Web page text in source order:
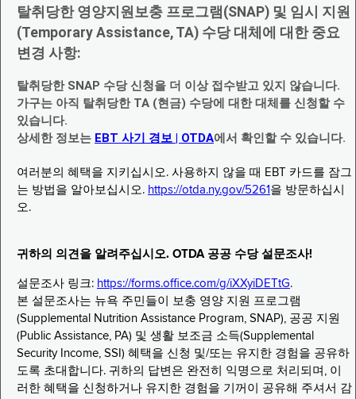
탈취당한 영양지원보충 프로그램(SNAP) 및 임시 지원
(Temporary Assistance, TA) 수당 대체에 대한 중요
변경 사항:
탈취당한 SNAP 수당 신청을 더 이상 접수받고 있지 않습니다.
가구는 아직 탈취당한 TA (현금) 수당에 대한 대체를 신청할 수
있습니다.
상세한 정보는 EBT 사기 경보 | OTDA에서 확인할 수 있습니다.
여러분의 혜택을 지키십시오. 사용하지 않을 때 EBT 카드를 잠그
는 방법을 알아보십시오. https://otda.ny.gov/5261 을 방문하십시
오.
귀하의 의견을 알려주십시오. OTDA 공공 수당 설문조사!
설문조사 링크: https://forms.office.com/g/iXXyiDETtG.
본 설문조사는 뉴욕 주민들이 보충 영양 지원 프로그램
(Supplemental Nutrition Assistance Program, SNAP), 공공 지원
(Public Assistance, PA) 및 생활 보조금 소득(Supplemental
Security Income, SSI) 혜택을 신청 및/또는 유지한 경험을 공유하
도록 초대합니다. 귀하의 답변은 완전히 익명으로 처리되며, 이
러한 혜택을 신청하거나 유지한 경험을 기꺼이 공유해 주셔서 감